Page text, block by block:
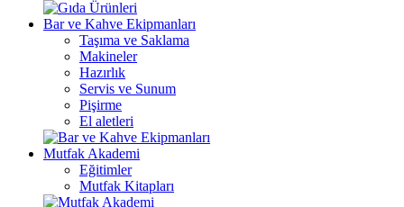
Bar ve Kahve Ekipmanları
Taşıma ve Saklama
Makineler
Hazırlık
Servis ve Sunum
Pişirme
El aletleri
Mutfak Akademi
Eğitimler
Mutfak Kitapları